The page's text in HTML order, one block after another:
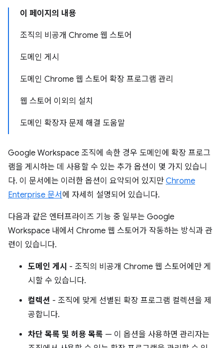
이 페이지의 내용
조직의 비공개 Chrome 웹 스토어
도메인 게시
도메인 Chrome 웹 스토어 확장 프로그램 관리
웹 스토어 이외의 설치
도메인 확장자 문제 해결 도움말
Google Workspace 조직에 속한 경우 도메인에 확장 프로그
램을 게시하는 데 사용할 수 있는 추가 옵션이 몇 가지 있습니
다. 이 문서에는 이러한 옵션이 요약되어 있지만 Chrome
Enterprise 문서 에 자세히 설명되어 있습니다.
다음과 같은 엔터프라이즈 기능 중 일부는 Google
Workspace 내에서 Chrome 웹 스토어가 작동하는 방식과 관
련이 있습니다.
도메인 게시 - 조직의 비공개 Chrome 웹 스토어에만 게
시할 수 있습니다.
컬렉션 - 조직에 맞게 선별된 확장 프로그램 컬렉션을 제
공합니다.
차단 목록 및 허용 목록 — 이 옵션을 사용하면 관리자는